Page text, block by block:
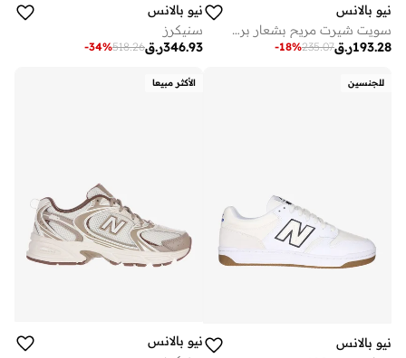
نيو بالانس
سويت شيرت مريح بشعار بريميوم من أثليتكس
ر.ق193.28
235.07
-18%
نيو بالانس
سنيكرز
ر.ق346.93
518.26
-34%
للجنسين
نيو بالانس
الأكثر مبيعا
نيو بالانس